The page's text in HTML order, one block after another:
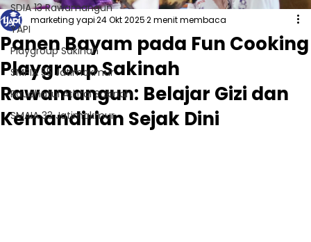
SDIA 13 Rawamangun
YAPI
Playgroup Sakinah
SMPIA 55 Jatimakmur
Raudhatul Athfal Sakinah
SMAIA 33 Jatimakmur
Panen Bayam pada Fun Cooking
Playgroup Sakinah
Rawamangun: Belajar Gizi dan
Kemandirian Sejak Dini
marketing yapi24 Okt 20252 menit membaca